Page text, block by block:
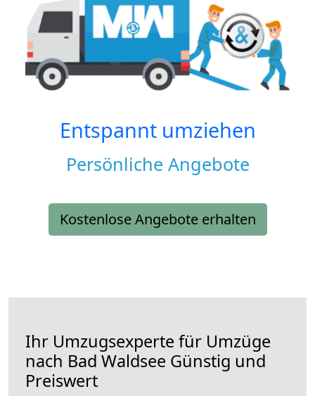
Entspannt umziehen
Persönliche Angebote
Kostenlose Angebote erhalten
Ihr Umzugsexperte für Umzüge
nach Bad Waldsee Günstig und
Preiswert